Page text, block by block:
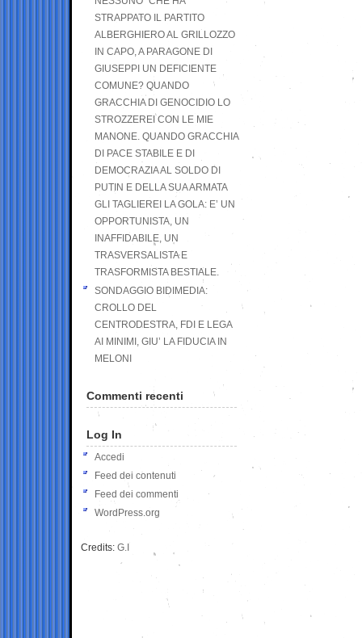
STRAPPATO IL PARTITO
ALBERGHIERO AL GRILLOZZO
IN CAPO, A PARAGONE DI
GIUSEPPI UN DEFICIENTE
COMUNE? QUANDO
GRACCHIA DI GENOCIDIO LO
STROZZEREI CON LE MIE
MANONE. QUANDO GRACCHIA
DI PACE STABILE E DI
DEMOCRAZIA AL SOLDO DI
PUTIN E DELLA SUA ARMATA
GLI TAGLIEREI LA GOLA: E’ UN
OPPORTUNISTA, UN
INAFFIDABILE, UN
TRASVERSALISTA E
TRASFORMISTA BESTIALE.
SONDAGGIO BIDIMEDIA:
CROLLO DEL
CENTRODESTRA, FDI E LEGA
AI MINIMI, GIU’ LA FIDUCIA IN
MELONI
Commenti recenti
Log In
Accedi
Feed dei contenuti
Feed dei commenti
WordPress.org
Credits: G.I